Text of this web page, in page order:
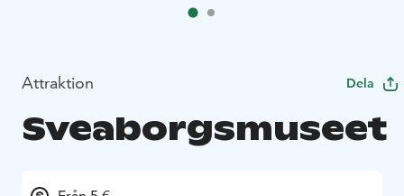
Attraktion Dela
Sveaborgsmuseet